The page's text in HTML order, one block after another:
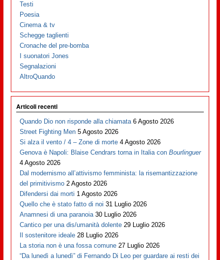
Testi
Poesia
Cinema & tv
Schegge taglienti
Cronache del pre-bomba
I suonatori Jones
Segnalazioni
AltroQuando
Articoli recenti
Quando Dio non risponde alla chiamata 6 Agosto 2026
Street Fighting Men 5 Agosto 2026
Si alza il vento / 4 – Zone di morte 4 Agosto 2026
Genova è Napoli: Blaise Cendrars torna in Italia conBourlinguer
4 Agosto 2026
Dal modernismo all’attivismo femminista: la risemantizzazione
del primitivismo 2 Agosto 2026
Difendersi dai morti 1 Agosto 2026
Quello che è stato fatto di noi 31 Luglio 2026
Anamnesi di una paranoia 30 Luglio 2026
Cantico per una dis/umanità dolente 29 Luglio 2026
Il sostenitore ideale 28 Luglio 2026
La storia non è una fossa comune 27 Luglio 2026
“Da lunedì a lunedì” di Fernando Di Leo per guardare ai resti dei